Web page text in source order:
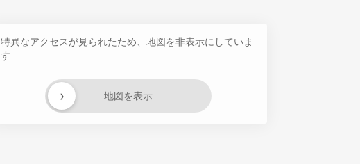
特異なアクセスが見られたため、地図を非表示にしていま
す
地図を表示
›